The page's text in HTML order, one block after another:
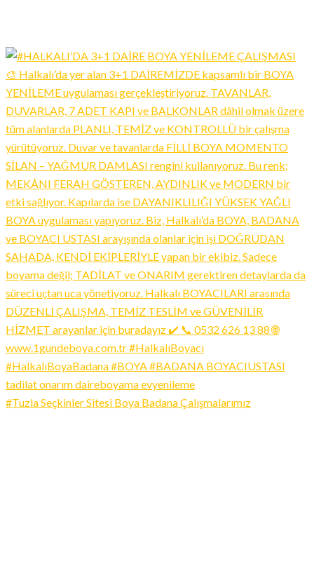
#Tuzla Seçkinler Sitesi Boya Badana Çalışmalarımız